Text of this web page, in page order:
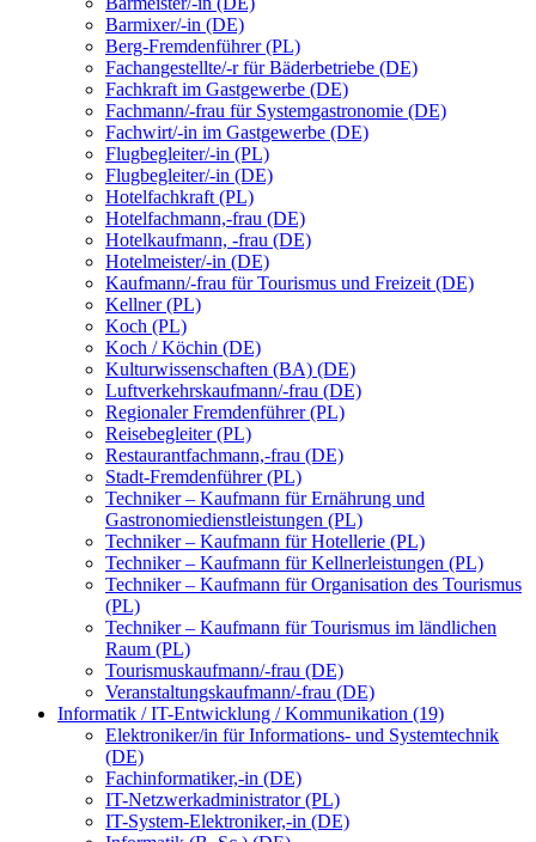
Barmixer/-in (DE)
Berg-Fremdenführer (PL)
Fachangestellte/-r für Bäderbetriebe (DE)
Fachkraft im Gastgewerbe (DE)
Fachmann/-frau für Systemgastronomie (DE)
Fachwirt/-in im Gastgewerbe (DE)
Flugbegleiter/-in (PL)
Flugbegleiter/-in (DE)
Hotelfachkraft (PL)
Hotelfachmann,-frau (DE)
Hotelkaufmann, -frau (DE)
Hotelmeister/-in (DE)
Kaufmann/-frau für Tourismus und Freizeit (DE)
Kellner (PL)
Koch (PL)
Koch / Köchin (DE)
Kulturwissenschaften (BA) (DE)
Luftverkehrskaufmann/-frau (DE)
Regionaler Fremdenführer (PL)
Reisebegleiter (PL)
Restaurantfachmann,-frau (DE)
Stadt-Fremdenführer (PL)
Techniker – Kaufmann für Ernährung und
Gastronomiedienstleistungen (PL)
Techniker – Kaufmann für Hotellerie (PL)
Techniker – Kaufmann für Kellnerleistungen (PL)
Techniker – Kaufmann für Organisation des Tourismus
(PL)
Techniker – Kaufmann für Tourismus im ländlichen
Raum (PL)
Tourismuskaufmann/-frau (DE)
Veranstaltungskaufmann/-frau (DE)
Informatik / IT-Entwicklung / Kommunikation (19)
Elektroniker/in für Informations- und Systemtechnik
(DE)
Fachinformatiker,-in (DE)
IT-Netzwerkadministrator (PL)
IT-System-Elektroniker,-in (DE)